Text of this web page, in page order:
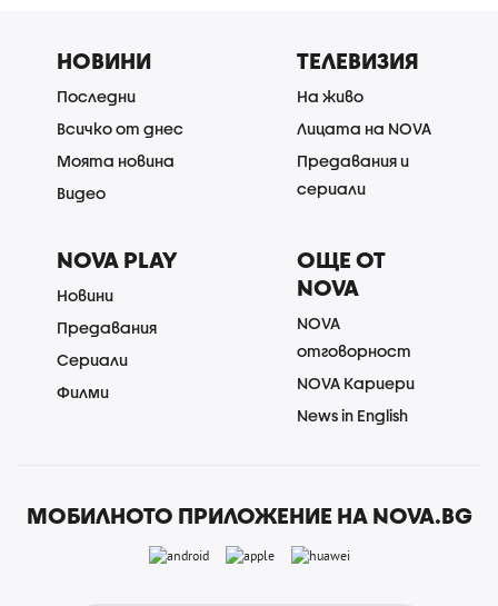
НОВИНИ
Последни
Всичко от днес
Моята новина
Видео
ТЕЛЕВИЗИЯ
На живо
Лицата на NOVA
Предавания и
сериали
NOVA PLAY
Новини
Предавания
Сериали
Филми
ОЩЕ ОТ
NOVA
NOVA
отговорност
NOVA Кариери
News in English
МОБИЛНОТО ПРИЛОЖЕНИЕ НА NOVA.BG